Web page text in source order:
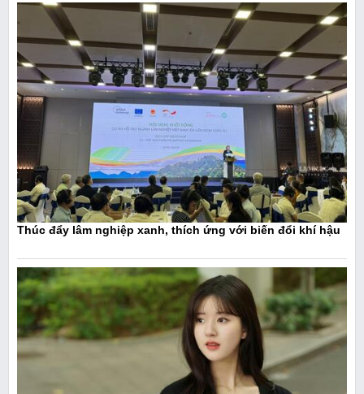
Thúc đẩy lâm nghiệp xanh, thích ứng với biến đổi khí hậu